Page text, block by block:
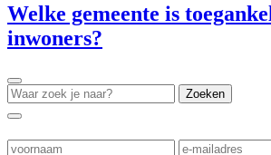
Welke gemeente is
inwoners?